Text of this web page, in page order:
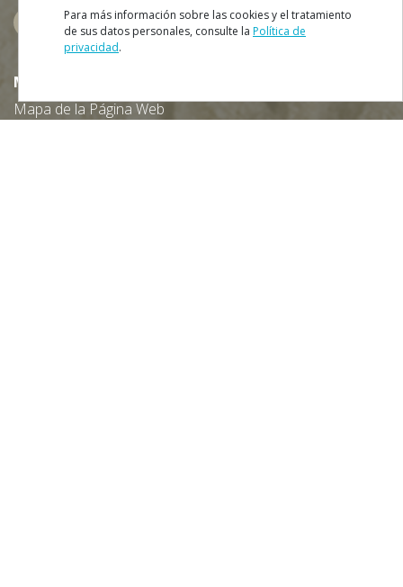
MENU
Mapa de la Página Web
Para más información sobre las cookies y el tratamiento
de sus datos personales, consulte la Política de
privacidad.